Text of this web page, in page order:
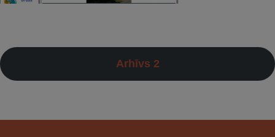
Arhīvs 2